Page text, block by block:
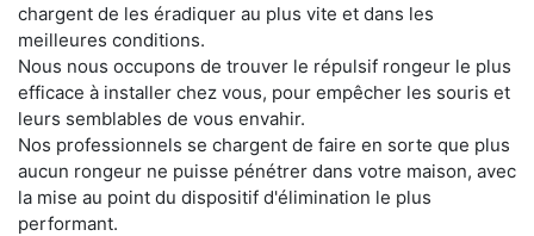
chargent de les éradiquer au plus vite et dans les
meilleures conditions.
Nous nous occupons de trouver le répulsif rongeur le plus
efficace à installer chez vous, pour empêcher les souris et
leurs semblables de vous envahir.
Nos professionnels se chargent de faire en sorte que plus
aucun rongeur ne puisse pénétrer dans votre maison, avec
la mise au point du dispositif d'élimination le plus
performant.